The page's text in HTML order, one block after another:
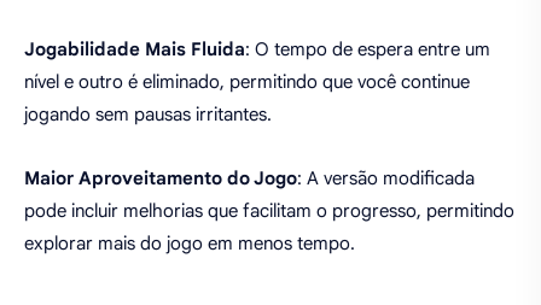
Jogabilidade Mais Fluida: O tempo de espera entre um
nível e outro é eliminado, permitindo que você continue
jogando sem pausas irritantes.
Maior Aproveitamento do Jogo: A versão modificada
pode incluir melhorias que facilitam o progresso, permitindo
explorar mais do jogo em menos tempo.